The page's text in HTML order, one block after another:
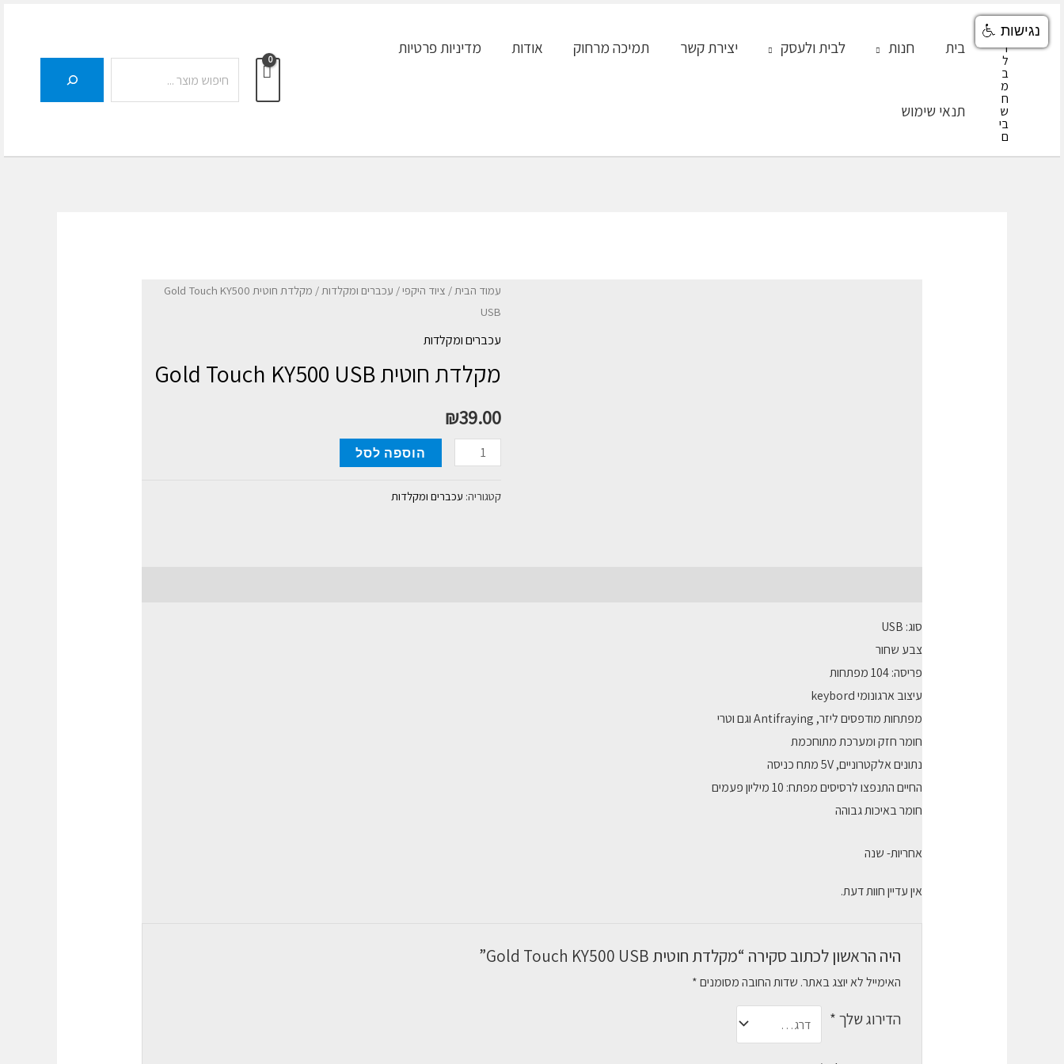
דילוג
בית חנות לבית ולעסק יצירת קשר תמיכה מרחוק אודות מדיניות פרטיות
תנאי שימוש
עמוד הבית/ ציוד היקפי/ עכברים ומקלדות
/ מקלדת חוטית Gold Touch KY500
USB
עכברים ומקלדות
מקלדת חוטית Gold Touch KY500 USB
₪39.00
כמות
מקלדת
הוספה לסל
קטגוריה: עכברים ומקלדות
סוג: USB
צבע שחור
פריסה: 104 מפתחות
עיצוב ארגונומי keybord
מפתחות מודפסים ליזר, Antifraying וגם וטרי
חומר חזק ומערכת מתוחכמת
נתונים אלקטרוניים, 5V מתח כניסה
החיים התנפצו לרסיסים מפתח: 10 מיליון פעמים
חומר באיכות גבוהה
אחריות- שנה
אין עדיין חוות דעת.
היה הראשון לכתוב סקירה “מקלדת חוטית Gold Touch KY500 USB”
האימייל לא יוצג באתר. שדות החובה מסומנים*
הדירוג שלך*
נגישות